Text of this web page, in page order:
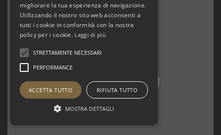
migliorare la tua esperienza di navigazione.
Utilizzando il nostro sito web acconsenti a
tutti i cookie in conformità con la nostra
policy per i cookie. Leggi di più
STRETTAMENTE NECESSARI
PERFORMANCE
ACCETTA TUTTO RIFIUTA TUTTO
MOSTRA DETTAGLI